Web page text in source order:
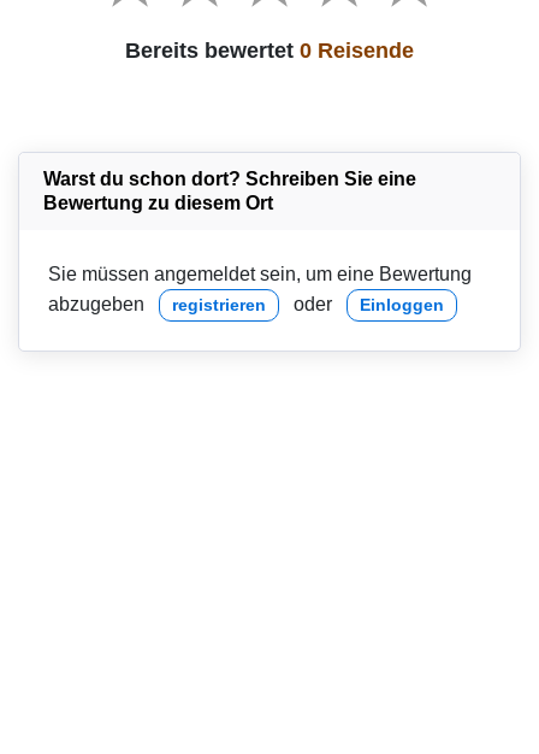
Bereits bewertet 0 Reisende
Warst du schon dort? Schreiben Sie eine
Bewertung zu diesem Ort
Sie müssen angemeldet sein, um eine Bewertung
abzugeben
registrieren oder Einloggen